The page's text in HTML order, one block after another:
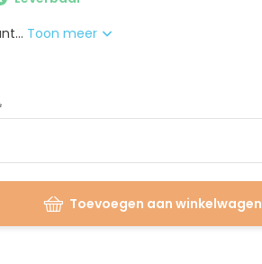
Toon meer
Toevoegen aan winkelwagen